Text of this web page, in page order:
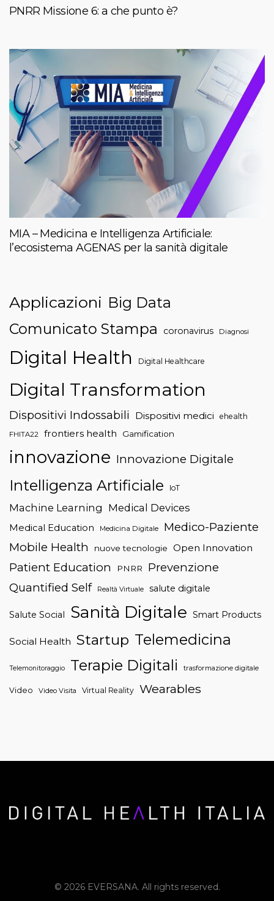
PNRR Missione 6: a che punto è?
MIA – Medicina e Intelligenza Artificiale:
l’ecosistema AGENAS per la sanità digitale
Applicazioni Big Data
Comunicato Stampa
coronavirus Diagnosi
Digital Health Digital Healthcare
Digital Transformation
Dispositivi Indossabili Dispositivi medici ehealth
FHITA22 frontiers health Gamification
innovazione Innovazione Digitale
Intelligenza Artificiale IoT
Machine Learning Medical Devices
Medical Education Medicina Digitale
Medico-Paziente
Mobile Health
nuove tecnologie Open Innovation
Patient Education PNRR
Prevenzione
Quantified Self
Realtà Virtuale salute digitale
Salute Social Sanità Digitale Smart Products
Social Health Startup Telemedicina
Telemonitoraggio Terapie Digitali trasformazione digitale
Video Video Visita Virtual Reality Wearables
© 2026 EVERSANA. All rights reserved.